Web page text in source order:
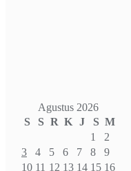
Agustus 2026
S
S R K J S M
1
2
3
4 5 6 7 8
9
10 11 12 13 14 15 16